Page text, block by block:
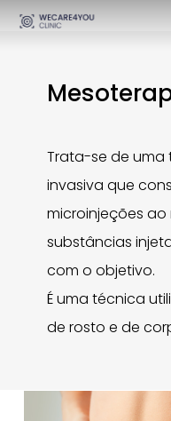
Skip
content
Trata-se de uma
invasiva que
microinjeções ao
substâncias
com o objetivo.
É uma técnica
de rosto e de